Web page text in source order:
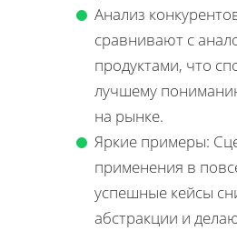
Анализ
сравнивают с
продуктами, что
лучшему
на рынке.
Яркие примеры:
применения в
успешные кейсы
абстракции и